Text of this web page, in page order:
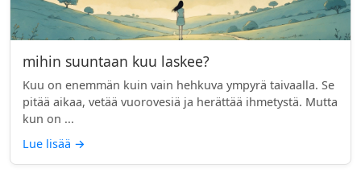
mihin suuntaan kuu laskee?
Kuu on enemmän kuin vain hehkuva ympyrä taivaalla. Se
pitää aikaa, vetää vuorovesiä ja herättää ihmetystä. Mutta
kun on ...
Lue lisää →